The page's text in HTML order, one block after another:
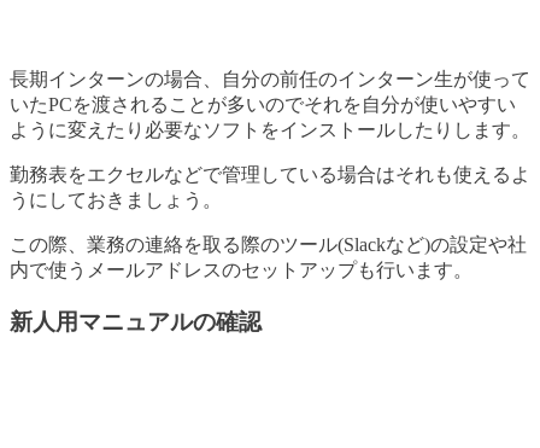
長期インターンの場合、自分の前任のインターン生が使って
いたPCを渡されることが多いのでそれを自分が使いやすい
ように変えたり必要なソフトをインストールしたりします。
勤務表をエクセルなどで管理している場合はそれも使えるよ
うにしておきましょう。
この際、業務の連絡を取る際のツール(Slackなど)の設定や社
内で使うメールアドレスのセットアップも行います。
新人用マニュアルの確認